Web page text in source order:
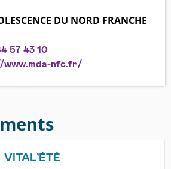
DU NORD FRANCHE
57 43 10
www.mda-nfc.fr/
VITAL’ÉTÉ